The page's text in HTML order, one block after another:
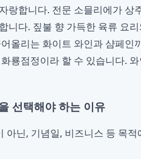
랑합니다. 전문 소믈리에가 상
니다. 짚불 향 가득한 육류 요
올리는 화이트 와인과 샴페인
룡점정이라 할 수 있습니다.
선택해야 하는 이유
아닌, 기념일, 비즈니스 등 목